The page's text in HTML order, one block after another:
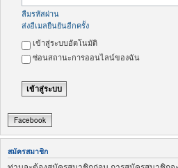
ลืมรหัสผ่าน
ส่งอีเมลยืนยันอีกครั้ง
เข้าสู่ระบบอัตโนมัติ
ซ่อนสถานะการออนไลน์ของฉัน
Facebook
สมัครสมาชิก